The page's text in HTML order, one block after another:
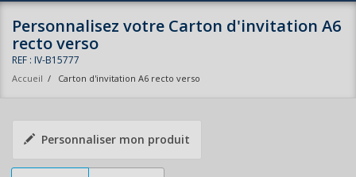
Personnalisez votre Carton d'invitation A6
recto verso
REF : IV-B15777
Accueil / Carton d'invitation A6 recto verso
Personnaliser mon produit